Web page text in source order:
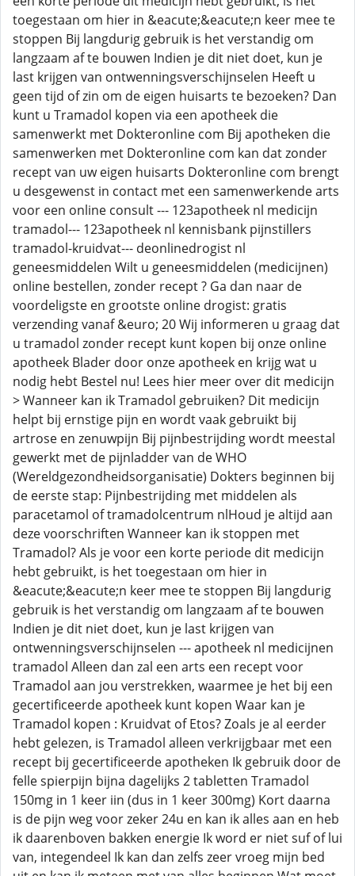
toegestaan om hier in &eacute;&eacute;n keer mee te
stoppen Bij langdurig gebruik is het verstandig om
langzaam af te bouwen Indien je dit niet doet, kun je
last krijgen van ontwenningsverschijnselen Heeft u
geen tijd of zin om de eigen huisarts te bezoeken? Dan
kunt u Tramadol kopen via een apotheek die
samenwerkt met Dokteronline com Bij apotheken die
samenwerken met Dokteronline com kan dat zonder
recept van uw eigen huisarts Dokteronline com brengt
u desgewenst in contact met een samenwerkende arts
voor een online consult --- 123apotheek nl medicijn
tramadol--- 123apotheek nl kennisbank pijnstillers
tramadol-kruidvat--- deonlinedrogist nl
geneesmiddelen Wilt u geneesmiddelen (medicijnen)
online bestellen, zonder recept ? Ga dan naar de
voordeligste en grootste online drogist: gratis
verzending vanaf &euro; 20 Wij informeren u graag dat
u tramadol zonder recept kunt kopen bij onze online
apotheek Blader door onze apotheek en krijg wat u
nodig hebt Bestel nu! Lees hier meer over dit medicijn
> Wanneer kan ik Tramadol gebruiken? Dit medicijn
helpt bij ernstige pijn en wordt vaak gebruikt bij
artrose en zenuwpijn Bij pijnbestrijding wordt meestal
gewerkt met de pijnladder van de WHO
(Wereldgezondheidsorganisatie) Dokters beginnen bij
de eerste stap: Pijnbestrijding met middelen als
paracetamol of tramadolcentrum nlHoud je altijd aan
deze voorschriften Wanneer kan ik stoppen met
Tramadol? Als je voor een korte periode dit medicijn
hebt gebruikt, is het toegestaan om hier in
&eacute;&eacute;n keer mee te stoppen Bij langdurig
gebruik is het verstandig om langzaam af te bouwen
Indien je dit niet doet, kun je last krijgen van
ontwenningsverschijnselen --- apotheek nl medicijnen
tramadol Alleen dan zal een arts een recept voor
Tramadol aan jou verstrekken, waarmee je het bij een
gecertificeerde apotheek kunt kopen Waar kan je
Tramadol kopen : Kruidvat of Etos? Zoals je al eerder
hebt gelezen, is Tramadol alleen verkrijgbaar met een
recept bij gecertificeerde apotheken Ik gebruik door de
felle spierpijn bijna dagelijks 2 tabletten Tramadol
150mg in 1 keer iin (dus in 1 keer 300mg) Kort daarna
is de pijn weg voor zeker 24u en kan ik alles aan en heb
ik daarenboven bakken energie Ik word er niet suf of lui
van, integendeel Ik kan dan zelfs zeer vroeg mijn bed